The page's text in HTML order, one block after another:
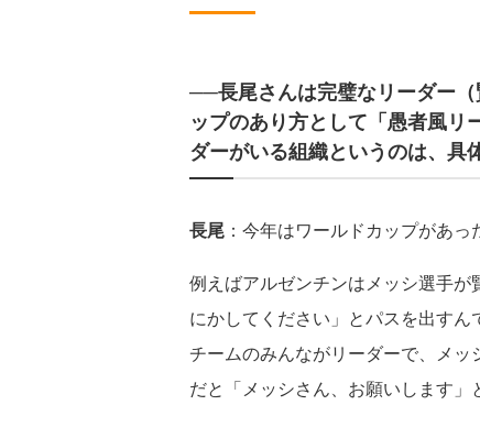
──長尾さんは完璧なリーダー
ップのあり方として「愚者風
ダーがいる組織というのは、具
長尾 ：今年はワールドカップがあ
例えばアルゼンチンはメッシ選手
にかしてください」とパスを出すん
チームのみんながリーダーで、メ
だと「メッシさん、お願いします」